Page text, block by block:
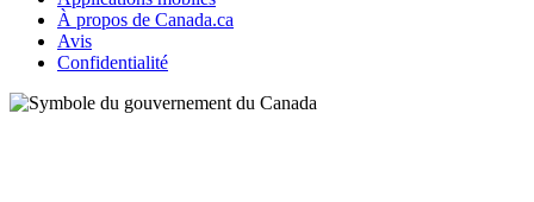
À propos de Canada.ca
Avis
Confidentialité